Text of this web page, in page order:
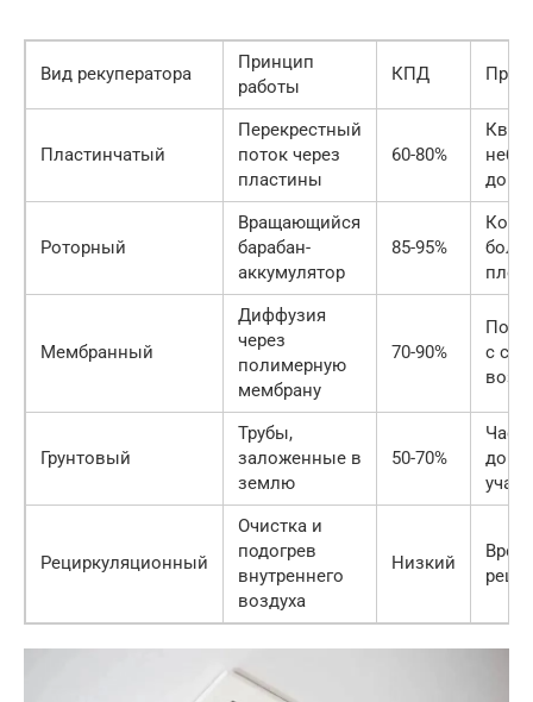
Вид рекуператора
Принцип
работы
КПД
Пластинчатый
Перекрестный
поток через
пластины
60-80%
дома
Роторный
Вращающийся
барабан-
аккумулятор
85-95%
Мембранный
Диффузия
через
полимерную
мембрану
70-90%
с
Грунтовый
Трубы,
заложенные в
землю
50-70%
дома
Рециркуляционный
Очистка и
подогрев
внутреннего
воздуха
Низкий